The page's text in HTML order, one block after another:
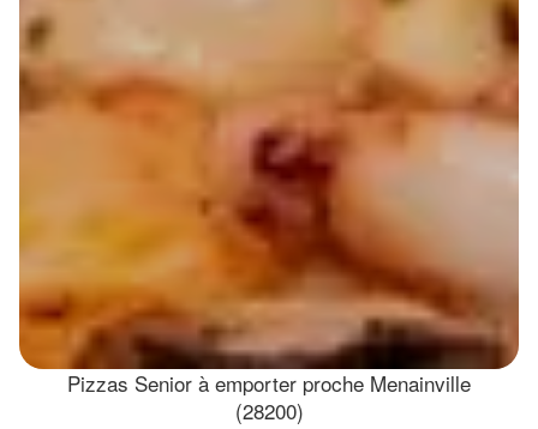
Pizzas Senior à emporter proche Menainville
(28200)